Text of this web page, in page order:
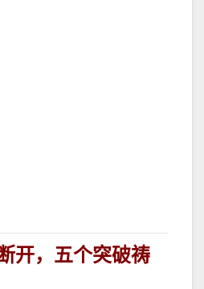
开， 五个突破祷